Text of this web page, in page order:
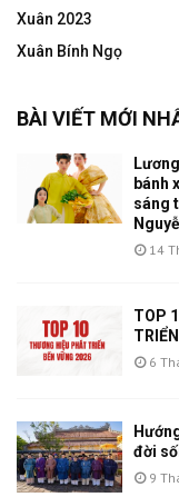
Xuân 2023
Xuân Bính Ngọ
BÀI VIẾT MỚI
bánh
sáng
14
TOP
6
đời
9